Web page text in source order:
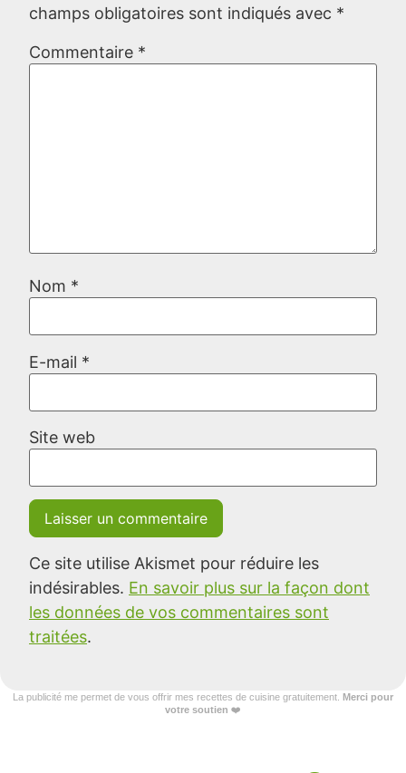
champs obligatoires sont indiqués avec *
Commentaire *
Nom *
E-mail *
Site web
Ce site utilise Akismet pour réduire les
indésirables. En savoir plus sur la façon dont
les données de vos commentaires sont
traitées.
La publicité me permet de vous offrir mes recettes de cuisine gratuitement. Merci pour
votre soutien ❤️